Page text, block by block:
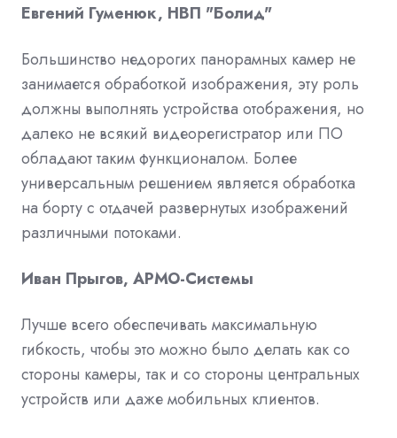
Евгений Гуменюк, НВП "Болид"
Большинство недорогих панорамных камер не
занимается обработкой изображения, эту роль
должны выполнять устройства отображения, но
далеко не всякий видеорегистратор или ПО
обладают таким функционалом. Более
универсальным решением является обработка
на борту с отдачей развернутых изображений
различными потоками.
Иван Прыгов, АРМО-Системы
Лучше всего обеспечивать максимальную
гибкость, чтобы это можно было делать как со
стороны камеры, так и со стороны центральных
устройств или даже мобильных клиентов.